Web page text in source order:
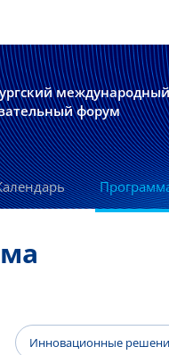
международный
форум
Инновационные